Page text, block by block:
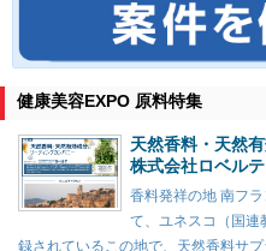
健康美容EXPO 原料特集
天然香料・天然
株式会社ロベルテ
香料発祥の地 南フ
て、ユネスコ（国連
録されているこの地で、天然香料サプ